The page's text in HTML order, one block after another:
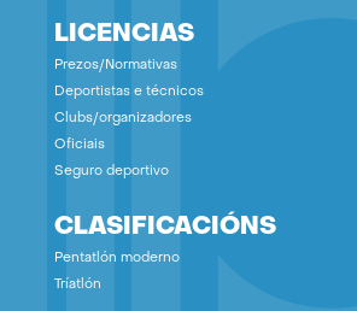
LICENCIAS
Prezos/Normativas
Deportistas e técnicos
Clubs/organizadores
Oficiais
Seguro deportivo
CLASIFICACIÓNS
Pentatlón moderno
Tríatlón